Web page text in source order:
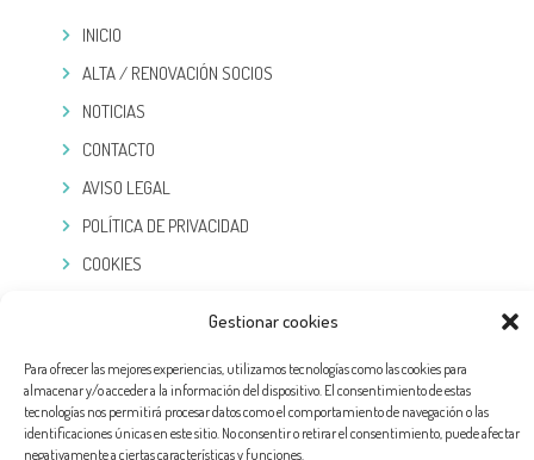
Gestionar cookies
Para ofrecer las mejores experiencias, utilizamos tecnologías como las cookies para
almacenar y/o acceder a la información del dispositivo. El consentimiento de estas
tecnologías nos permitirá procesar datos como el comportamiento de navegación o las
identificaciones únicas en este sitio. No consentir o retirar el consentimiento, puede afectar
negativamente a ciertas características y funciones.
INICIO
ALTA / RENOVACIÓN SOCIOS
NOTICIAS
CONTACTO
AVISO LEGAL
POLÍTICA DE PRIVACIDAD
COOKIES